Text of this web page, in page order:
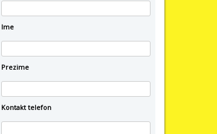
Ime
Prezime
Kontakt telefon